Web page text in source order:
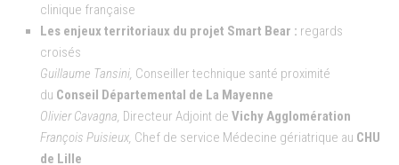
clinique française
Les enjeux territoriaux du projet Smart Bear : regards
croisés
Guillaume Tansini, Conseiller technique santé proximité
du Conseil Départemental de La Mayenne
Olivier Cavagna, Directeur Adjoint de Vichy Agglomération
François Puisieux, Chef de service Médecine gériatrique au CHU
de Lille